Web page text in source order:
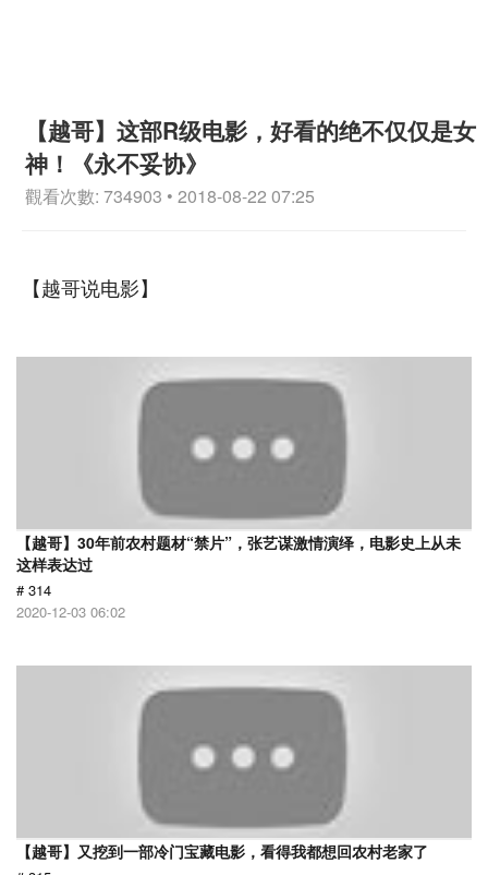
【越哥】这部R级电影，好看的绝不仅仅是女
神！《永不妥协》
觀看次數: 734903 • 2018-08-22 07:25
【越哥说电影】
【越哥】30年前农村题材“禁片”，张艺谋激情演绎，电影史上从未
这样表达过
# 314
2020-12-03 06:02
【越哥】又挖到一部冷门宝藏电影，看得我都想回农村老家了